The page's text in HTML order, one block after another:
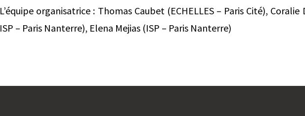
L’équipe organisatrice : Thomas Caubet (ECHELLES – Paris Cité),
ISP – Paris Nanterre), Elena Mejias (ISP – Paris Nanterre)